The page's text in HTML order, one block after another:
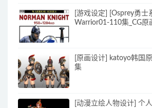
[游戏设定] [Osprey勇士
Warrior01-110集_CG原
[原画设计] katoyo韩国
集
[动漫立绘人物设计] 个